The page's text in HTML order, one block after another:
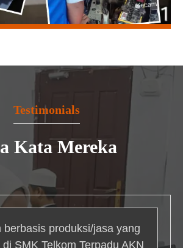
Testimonials
Kata Mereka
berbasis produksi/jasa yang
SMK Telkom Terpadu AKN